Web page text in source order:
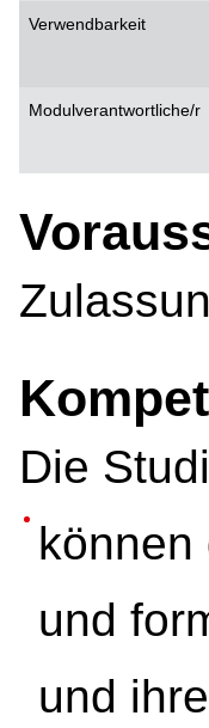
Verwendbarkeit
Modulverantwortliche/r
Die
können
und
und